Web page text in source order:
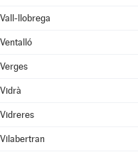
Vall-llobrega
Ventalló
Verges
Vidrà
Vidreres
Vilabertran